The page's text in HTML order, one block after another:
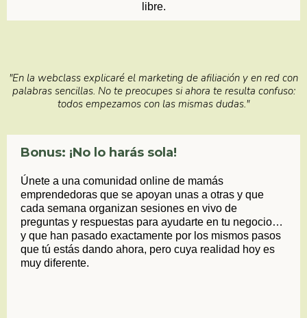
libre.
"En la webclass explicaré el marketing de afiliación y en red con
palabras sencillas. No te preocupes si ahora te resulta confuso:
todos empezamos con las mismas dudas."
Bonus: ¡No lo harás sola!
Únete a una comunidad online de mamás
emprendedoras que se apoyan unas a otras y que
cada semana organizan sesiones en vivo de
preguntas y respuestas para ayudarte en tu negocio…
y que han pasado exactamente por los mismos pasos
que tú estás dando ahora, pero cuya realidad hoy es
muy diferente.